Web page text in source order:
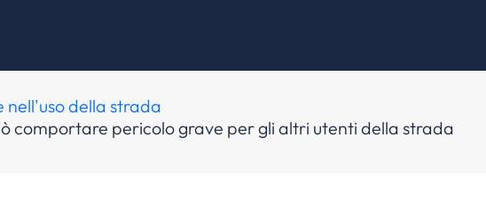
nell'uso della strada
comportare pericolo grave per gli altri utenti della strada